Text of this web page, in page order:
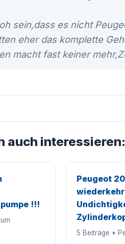
sein,dass es nicht
eher das komplette
macht fast keiner
auch interessieren:
!!!
Peugeot
5 Beiträge •